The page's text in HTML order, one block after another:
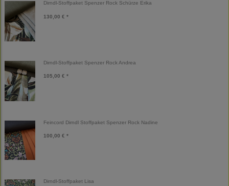
Dirndl-Stoffpaket Spenzer Rock Schürze Erika
130,00 € *
Dirndl-Stoffpaket Spenzer Rock Andrea
105,00 € *
Feincord Dirndl Stoffpaket Spenzer Rock Nadine
100,00 € *
Dirndl-Stoffpaket Lisa